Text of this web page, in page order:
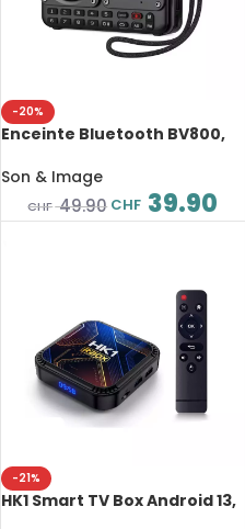
-20%
Enceinte Bluetooth BV800,
antenne, entrée AUX, disque
USB, carte TF, lecteur MP3
Son & Image
CHF49.90 CHF 39.90
-21%
HK1 Smart TV Box Android 13,